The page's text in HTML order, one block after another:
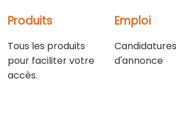
Produits
Tous les produits
pour faciliter votre
accès.
Emploi
d'annonce